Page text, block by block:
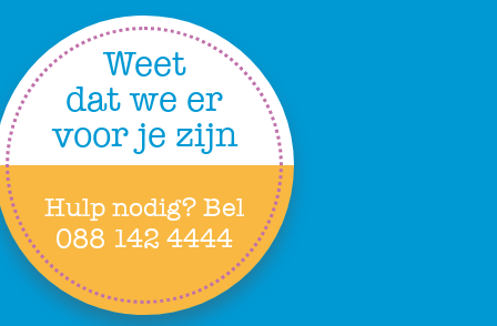
Weet
dat we er
voor je zijn
Hulp nodig? Bel
088 142 4444